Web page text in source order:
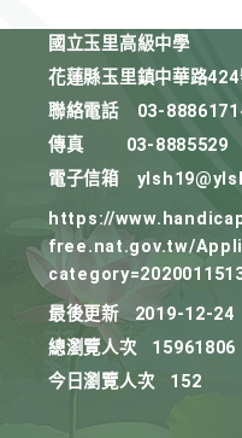
國立玉里高級中學
花蓮縣玉里鎮中華路
聯絡電話
03-
傳真
03-8885529
電子信箱
https://
free.nat.gov.tw/
最後更新
2019-12-24
總瀏覽人次
15961806
今日瀏覽人次
152